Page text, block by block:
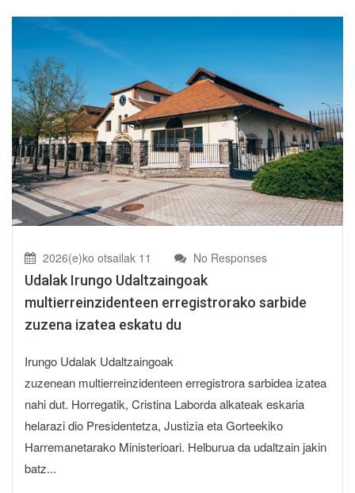
2026(e)ko otsailak 11 No Responses
Udalak Irungo Udaltzaingoak
multierreinzidenteen erregistrorako sarbide
zuzena izatea eskatu du
Irungo Udalak Udaltzaingoak
zuzenean multierreinzidenteen erregistrora sarbidea izatea
nahi dut. Horregatik, Cristina Laborda alkateak eskaria
helarazi dio Presidentetza, Justizia eta Gorteekiko
Harremanetarako Ministerioari. Helburua da udaltzain jakin
batz...